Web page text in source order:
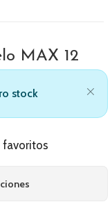
MAX 12
stock
favoritos